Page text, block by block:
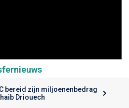
bereid zijn miljoenenbedrag
Driouech